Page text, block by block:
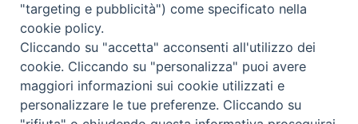
Copyright © 2019 - Tutti i diritti riservati - Vita
Trentina Editrice
Privacy Policy
Torna
"targeting e pubblicità") come specificato nella
cookie policy.
Cliccando su "accetta" acconsenti all'utilizzo dei
cookie. Cliccando su "personalizza" puoi avere
maggiori informazioni sui cookie utilizzati e
personalizzare le tue preferenze. Cliccando su